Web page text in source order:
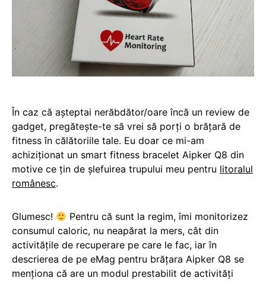
În caz că așteptai nerăbdător/oare încă un review de
gadget, pregătește-te să vrei să porți o brățară de
fitness în călătoriile tale. Eu doar ce mi-am
achiziționat un smart fitness bracelet Aipker Q8 din
motive ce țin de șlefuirea trupului meu pentru litoralul
românesc.
Glumesc!
Pentru că sunt la regim, îmi monitorizez
consumul caloric, nu neapărat la mers, cât din
activitățile de recuperare pe care le fac, iar în
descrierea de pe eMag pentru brățara Aipker Q8 se
menționa că are un modul prestabilit de activități